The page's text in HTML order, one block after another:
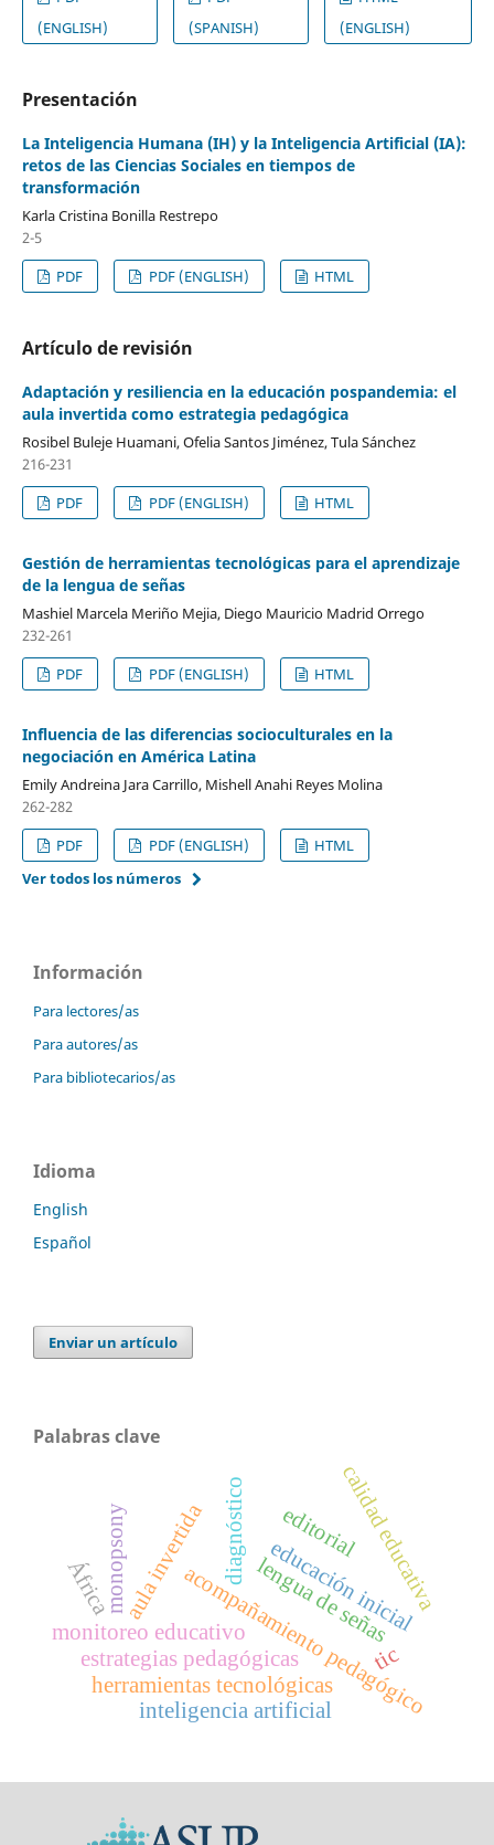
(ENGLISH)
(SPANISH)
(ENGLISH)
Presentación
La Inteligencia Humana (IH) y la Inteligencia Artificial (IA):
retos de las Ciencias Sociales en tiempos de
transformación
Karla Cristina Bonilla Restrepo
2-5
PDF
PDF (ENGLISH) HTML
Artículo de revisión
Adaptación y resiliencia en la educación pospandemia: el
aula invertida como estrategia pedagógica
Rosibel Buleje Huamani, Ofelia Santos Jiménez, Tula Sánchez
216-231
PDF
PDF (ENGLISH) HTML
Gestión de herramientas tecnológicas para el aprendizaje
de la lengua de señas
Mashiel Marcela Meriño Mejia, Diego Mauricio Madrid Orrego
232-261
PDF
PDF (ENGLISH) HTML
Influencia de las diferencias socioculturales en la
negociación en América Latina
Emily Andreina Jara Carrillo, Mishell Anahi Reyes Molina
262-282
PDF
PDF (ENGLISH)
HTML
Ver todos los números
Información
Para lectores/as
Para autores/as
Para bibliotecarios/as
Idioma
English
Español
Enviar un artículo
Palabras clave
editorial
acompañamiento pedagógico
monitoreo educativo educación inicial
diagnóstico
estrategias pedagógicas
lengua de señas
herramientas tecnológicas
tic
aula invertida calidad educativa
monopsony
África
inteligencia artificial